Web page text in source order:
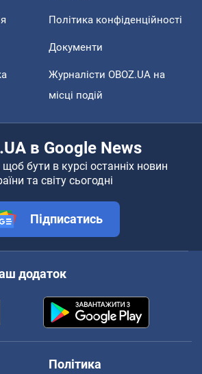
Політика конфіденційності
Документи
Журналісти OBOZ.UA на
місці подій
в Google News
щоб бути в курсі останніх новин
та світу сьогодні
Підписатись
додаток
Політика